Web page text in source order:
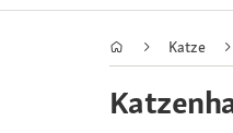
Katze